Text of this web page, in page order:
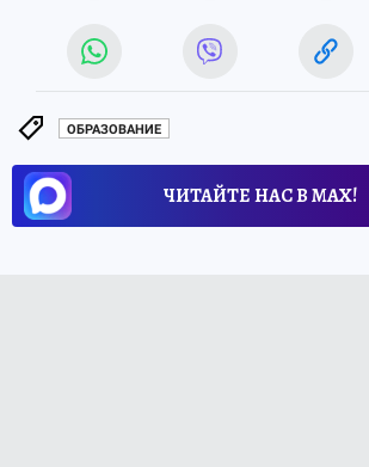
ОБРАЗОВАНИЕ
ЧИТАЙТЕ НАС В МАХ!